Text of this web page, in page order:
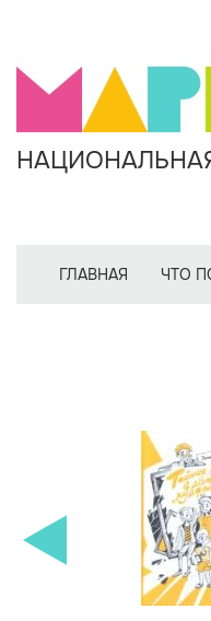
ГЛАВНАЯ ЧТО